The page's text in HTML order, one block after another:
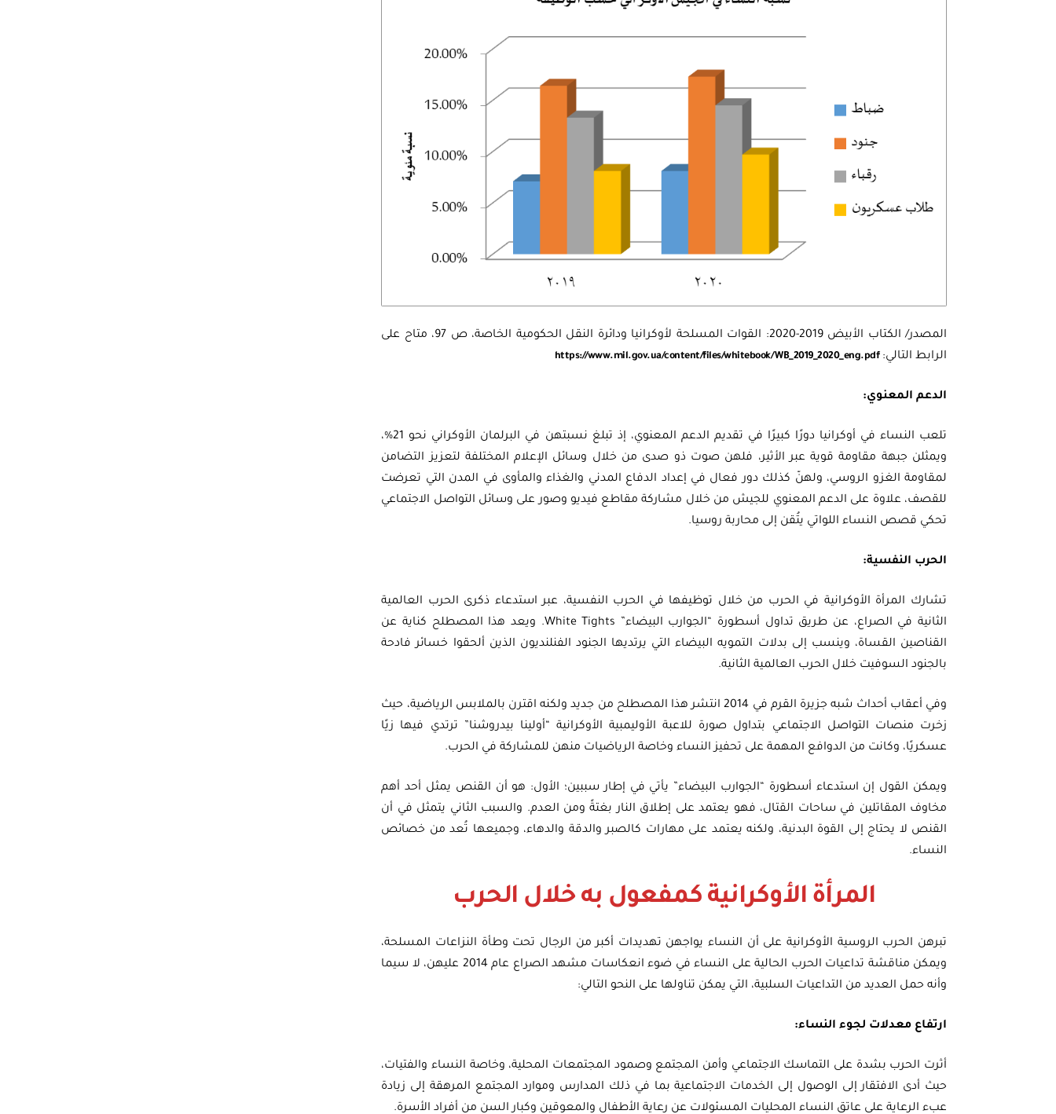
المصدر/ الكتاب الأبيض 2019-2020: القوات المسلحة لأوكرانيا ودائرة النقل الحكومية الخاصة، ص 97، متاح على
الرابط التالي:https://www.mil.gov.ua/content/files/whitebook/WB_2019_2020_eng.pdf
الدعم المعنوي:
تلعب النساء في أوكرانيا دورًا كبيرًا في تقديم الدعم المعنوي، إذ تبلغ نسبتهن في البرلمان الأوكراني نحو 21%،
ويمثلن جبهة مقاومة قوية عبر الأثير، فلهن صوت ذو صدى من خلال وسائل الإعلام المختلفة لتعزيز التضامن
لمقاومة الغزو الروسي، ولهنّ كذلك دور فعال في إعداد الدفاع المدني والغذاء والمأوى في المدن التي تعرضت
للقصف، علاوة على الدعم المعنوي للجيش من خلال مشاركة مقاطع فيديو وصور على وسائل التواصل الاجتماعي
تحكي قصص النساء اللواتي يتُقن إلى محاربة روسيا.
الحرب النفسية:
تشارك المرأة الأوكرانية في الحرب من خلال توظيفها في الحرب النفسية، عبر استدعاء ذكرى الحرب العالمية
الثانية في الصراع، عن طريق تداول أسطورة “الجوارب البيضاء” White Tights. ويعد هذا المصطلح كناية عن
القناصين القساة، وينسب إلى بدلات التمويه البيضاء التي يرتديها الجنود الفنلنديون الذين ألحقوا خسائر فادحة
بالجنود السوفيت خلال الحرب العالمية الثانية.
وفي أعقاب أحداث شبه جزيرة القرم في 2014 انتشر هذا المصطلح من جديد ولكنه اقترن بالملابس الرياضية، حيث
زخرت منصات التواصل الاجتماعي بتداول صورة للاعبة الأوليمبية الأوكرانية “أولينا بيدروشنا” ترتدي فيها زيًا
عسكريًا، وكانت من الدوافع المهمة على تحفيز النساء وخاصة الرياضيات منهن للمشاركة في الحرب.
ويمكن القول إن استدعاء أسطورة “الجوارب البيضاء” يأتي في إطار سببين؛ الأول: هو أن القنص يمثل أحد أهم
مخاوف المقاتلين في ساحات القتال، فهو يعتمد على إطلاق النار بغتةً ومن العدم. والسبب الثاني يتمثل في أن
القنص لا يحتاج إلى القوة البدنية، ولكنه يعتمد على مهارات كالصبر والدقة والدهاء، وجميعها تُعد من خصائص
النساء.
المرأة الأوكرانية كمفعول به خلال الحرب
تبرهن الحرب الروسية الأوكرانية على أن النساء يواجهن تهديدات أكبر من الرجال تحت وطأة النزاعات المسلحة،
ويمكن مناقشة تداعيات الحرب الحالية على النساء في ضوء انعكاسات مشهد الصراع عام 2014 عليهن، لا سيما
وأنه حمل العديد من التداعيات السلبية، التي يمكن تناولها على النحو التالي:
ارتفاع معدلات لجوء النساء:
أثرت الحرب بشدة على التماسك الاجتماعي وأمن المجتمع وصمود المجتمعات المحلية، وخاصة النساء والفتيات،
حيث أدى الافتقار إلى الوصول إلى الخدمات الاجتماعية بما في ذلك المدارس وموارد المجتمع المرهقة إلى زيادة
عبء الرعاية على عاتق النساء المحليات المسئولات عن رعاية الأطفال والمعوقين وكبار السن من أفراد الأسرة.